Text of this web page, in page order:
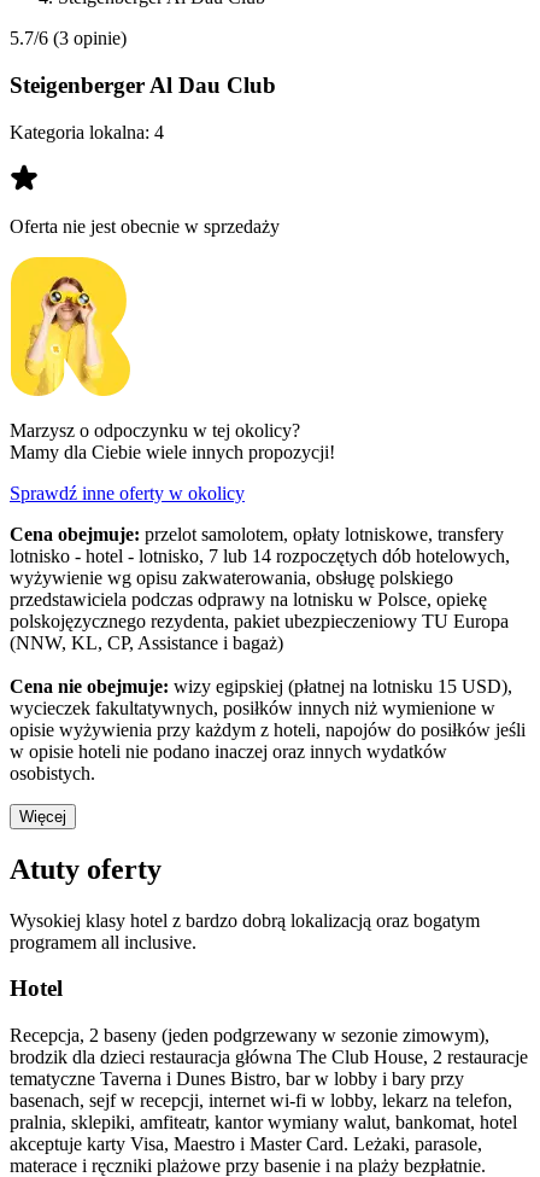
5.7/6 (3 opinie)
Steigenberger Al Dau Club
Kategoria lokalna: 4
Oferta nie jest obecnie w sprzedaży
Marzysz o odpoczynku w tej okolicy?
Mamy dla Ciebie wiele innych propozycji!
Sprawdź inne oferty w okolicy
Cena obejmuje: przelot samolotem, opłaty lotniskowe, transfery
lotnisko - hotel - lotnisko, 7 lub 14 rozpoczętych dób hotelowych,
wyżywienie wg opisu zakwaterowania, obsługę polskiego
przedstawiciela podczas odprawy na lotnisku w Polsce, opiekę
polskojęzycznego rezydenta, pakiet ubezpieczeniowy TU Europa
(NNW, KL, CP, Assistance i bagaż)
Cena nie obejmuje: wizy egipskiej (płatnej na lotnisku 15 USD),
wycieczek fakultatywnych, posiłków innych niż wymienione w
opisie wyżywienia przy każdym z hoteli, napojów do posiłków jeśli
w opisie hoteli nie podano inaczej oraz innych wydatków
osobistych.
Więcej
Atuty oferty
Wysokiej klasy hotel z bardzo dobrą lokalizacją oraz bogatym
programem all inclusive.
Hotel
Recepcja, 2 baseny (jeden podgrzewany w sezonie zimowym),
brodzik dla dzieci restauracja główna The Club House, 2 restauracje
tematyczne Taverna i Dunes Bistro, bar w lobby i bary przy
basenach, sejf w recepcji, internet wi-fi w lobby, lekarz na telefon,
pralnia, sklepiki, amfiteatr, kantor wymiany walut, bankomat, hotel
akceptuje karty Visa, Maestro i Master Card. Leżaki, parasole,
materace i ręczniki plażowe przy basenie i na plaży bezpłatnie.